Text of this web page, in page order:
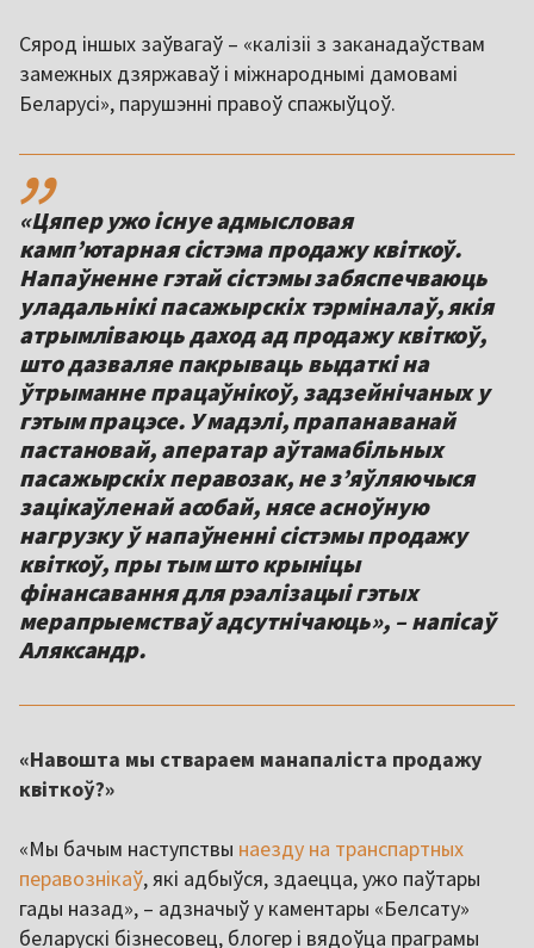
Сярод іншых заўвагаў – «калізіі з заканадаўствам
замежных дзяржаваў і міжнароднымі дамовамі
Беларусі», парушэнні правоў спажыўцоў.
,,
«Цяпер ужо існуе адмысловая
камп’ютарная сістэма продажу квіткоў.
Напаўненне гэтай сістэмы забяспечваюць
уладальнікі пасажырскіх тэрміналаў, якія
атрымліваюць даход ад продажу квіткоў,
што дазваляе пакрываць выдаткі на
ўтрыманне працаўнікоў, задзейнічаных у
гэтым працэсе. У мадэлі, прапанаванай
пастановай, аператар аўтамабільных
пасажырскіх перавозак, не з’яўляючыся
зацікаўленай асобай, нясе асноўную
нагрузку ў напаўненні сістэмы продажу
квіткоў, пры тым што крыніцы
фінансавання для рэалізацыі гэтых
мерапрыемстваў адсутнічаюць», – напісаў
Аляксандр.
«Навошта мы ствараем манапаліста продажу
квіткоў?»
«Мы бачым наступствы наезду на транспартных
перавознікаў, які адбыўся, здаецца, ужо паўтары
гады назад», – адзначыў у каментары «Белсату»
беларускі бізнесовец, блогер і вядоўца праграмы